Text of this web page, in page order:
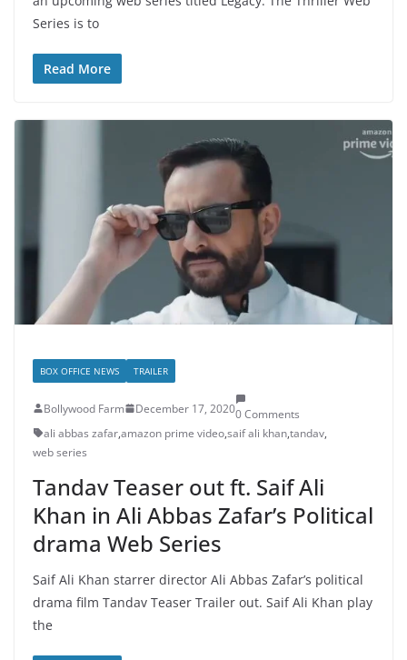
Series is to
Read More
BOX OFFICE NEWS TRAILER
Bollywood Farm December 17, 20200 Comments
ali abbas zafar,amazon prime video,saif ali khan,tandav,
web series
Tandav Teaser out ft. Saif Ali
Khan in Ali Abbas Zafar’s Political
drama Web Series
Saif Ali Khan starrer director Ali Abbas Zafar’s political
drama film Tandav Teaser Trailer out. Saif Ali Khan play
the